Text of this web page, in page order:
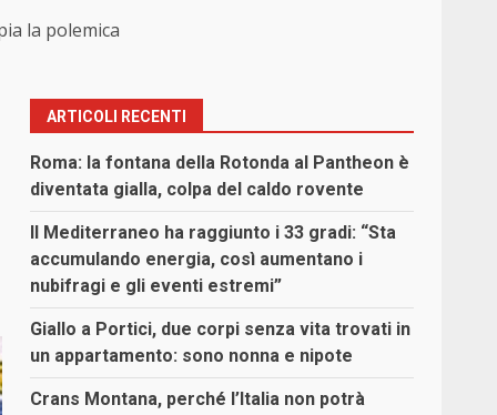
la polemica
ARTICOLI RECENTI
Roma: la fontana della Rotonda al Pantheon è
diventata gialla, colpa del caldo rovente
Il Mediterraneo ha raggiunto i 33 gradi: “Sta
accumulando energia, così aumentano i
nubifragi e gli eventi estremi”
Giallo a Portici, due corpi senza vita trovati in
un appartamento: sono nonna e nipote
Crans Montana, perché l’Italia non potrà